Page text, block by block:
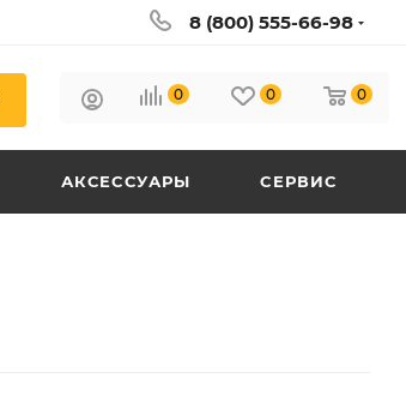
8 (800) 555-66-98
0 0 0
АКСЕССУАРЫ СЕРВИС